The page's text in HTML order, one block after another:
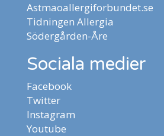
Astmaoallergiforbundet.se
Tidningen Allergia
Södergården-Åre
Sociala medier
Facebook
Twitter
Instagram
Youtube